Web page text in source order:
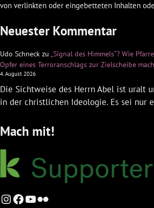
von verlinkten oder eingebetteten Inhalten
Neuester Kommentar
Udo Schneck zu „Signal des Himmels“? Wie
Opfer eines Terroranschlags zur Zielscheibe
4. August 2026
Die Sichtweise des Herrn Abel ist uralt
in der christlichen Ideologie. Es sei nur
Mach mit!
Instagram
Facebook
YouTube
Flickr